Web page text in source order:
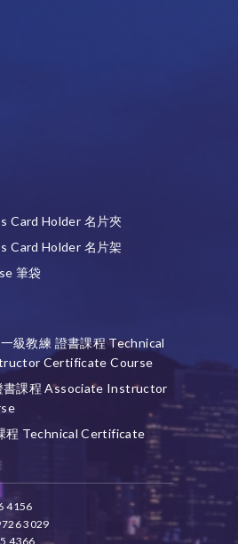
Card Holder 名片夾
Card Holder 名片架
筆袋
級教練 證書課程 Technical
Certificate Course
書課程 Associate Instructor
程 Technical Certificate
4156
3029
4366